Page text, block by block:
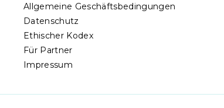
Allgemeine Geschäftsbedingungen
Datenschutz
Ethischer Kodex
Für Partner
Impressum